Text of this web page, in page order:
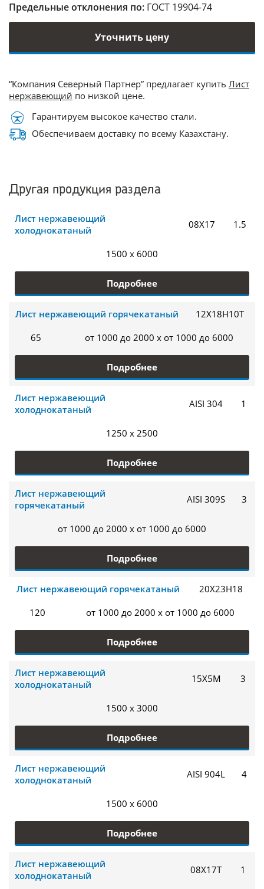
Предельные отклонения по: ГОСТ 19904-74
Уточнить цену
“Компания Северный Партнер” предлагает купить Лист
нержавеющий по низкой цене.
Гарантируем высокое качество стали.
Обеспечиваем доставку по всему Казахстану.
Другая продукция раздела
Лист нержавеющий
холоднокатаный
08Х17 1.5
1500 x 6000
Подробнее
Лист нержавеющий горячекатаный
12Х18Н10Т
65
от 1000 до 2000 x от 1000 до 6000
Подробнее
Лист нержавеющий
холоднокатаный
AISI 304 1
1250 x 2500
Подробнее
Лист нержавеющий
горячекатаный
AISI 309S 3
от 1000 до 2000 x от 1000 до 6000
Подробнее
Лист нержавеющий горячекатаный
20Х23Н18
120
от 1000 до 2000 x от 1000 до 6000
Подробнее
Лист нержавеющий
холоднокатаный
15Х5М 3
1500 x 3000
Подробнее
Лист нержавеющий
холоднокатаный
AISI 904L 4
1500 x 6000
Подробнее
Лист нержавеющий
холоднокатаный
08Х17Т 1